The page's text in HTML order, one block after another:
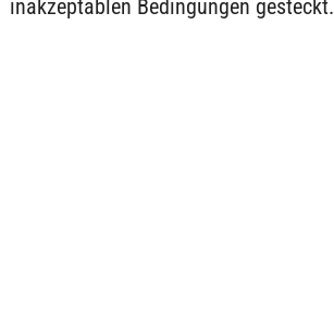
inakzeptablen Bedingungen gesteckt.